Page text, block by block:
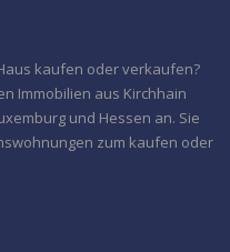
kaufen oder verkaufen?
Immobilien aus Kirchhain
und Hessen an. Sie
zum kaufen oder